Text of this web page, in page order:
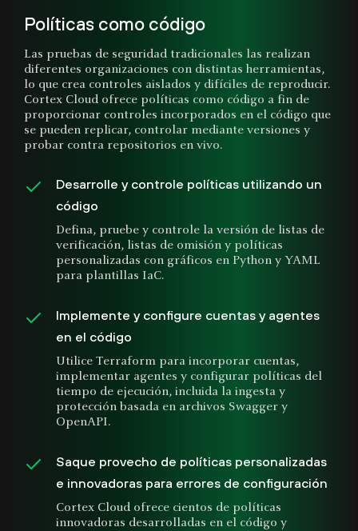
Políticas como código
Las pruebas de seguridad tradicionales las realizan
diferentes organizaciones con distintas herramientas,
lo que crea controles aislados y difíciles de reproducir.
Cortex Cloud ofrece políticas como código a fin de
proporcionar controles incorporados en el código que
se pueden replicar, controlar mediante versiones y
probar contra repositorios en vivo.
Desarrolle y controle políticas utilizando un
código
Defina, pruebe y controle la versión de listas de
verificación, listas de omisión y políticas
personalizadas con gráficos en Python y YAML
para plantillas IaC.
Implemente y configure cuentas y agentes
en el código
Utilice Terraform para incorporar cuentas,
implementar agentes y configurar políticas del
tiempo de ejecución, incluida la ingesta y
protección basada en archivos Swagger y
OpenAPI.
Saque provecho de políticas personalizadas
e innovadoras para errores de configuración
Cortex Cloud ofrece cientos de políticas
innovadoras desarrolladas en el código y